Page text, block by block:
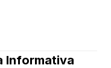
Informativa